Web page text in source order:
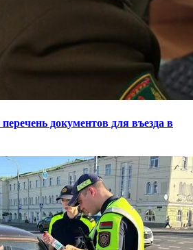
документов для въезда в